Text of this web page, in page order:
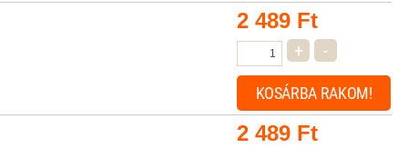
2 489 Ft
+ -
KOSÁRBA RAKOM!
2 489 Ft